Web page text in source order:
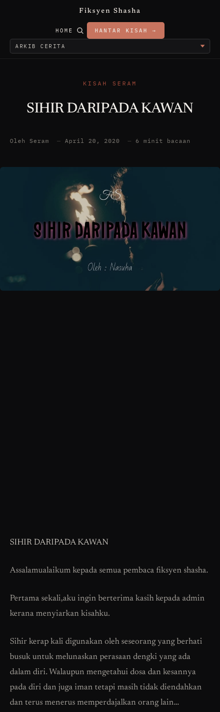
Fiksyen Shasha
HOME HANTAR KISAH →
KISAH SERAM
SIHIR DARIPADA KAWAN
Oleh Seram — April 20, 2020 — 6 minit bacaan
SIHIR DARIPADA KAWAN
Assalamualaikum kepada semua pembaca fiksyen shasha.
Pertama sekali,aku ingin berterima kasih kepada admin
kerana menyiarkan kisahku.
Sihir kerap kali digunakan oleh seseorang yang berhati
busuk untuk melunaskan perasaan dengki yang ada
dalam diri. Walaupun mengetahui dosa dan kesannya
pada diri dan juga iman tetapi masih tidak diendahkan
dan terus menerus memperdajalkan orang lain…